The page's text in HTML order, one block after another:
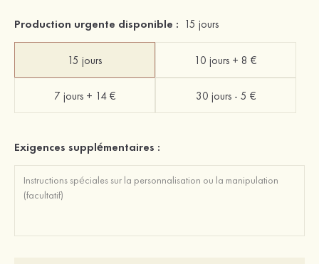
Production urgente disponible : 15 jours
15 jours 10 jours + 8 €
7 jours + 14 € 30 jours - 5 €
Exigences supplémentaires :